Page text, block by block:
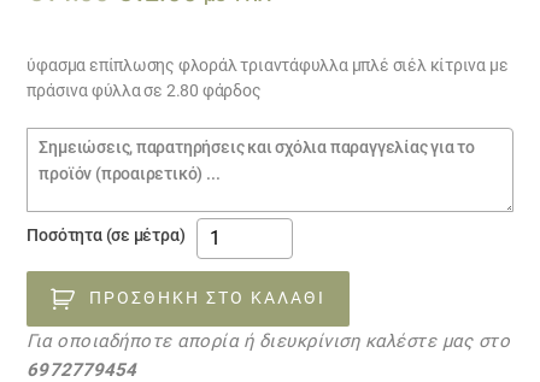
was:
€14.00.
τιμή
είναι:
€12.00.
ύφασμα επίπλωσης φλοράλ τριαντάφυλλα μπλέ σιέλ κίτρινα με
πράσινα φύλλα σε 2.80 φάρδος
Σημειώσεις
παραγγελίας
Ποσότητα (σε μέτρα)
ύφασμα
επίπλωσης
φλοράλ
17032320
ποσότητα
ΠΡΟΣΘΉΚΗ ΣΤΟ ΚΑΛΆΘΙ
Για οποιαδήποτε απορία ή διευκρίνιση καλέστε μας στο
6972779454